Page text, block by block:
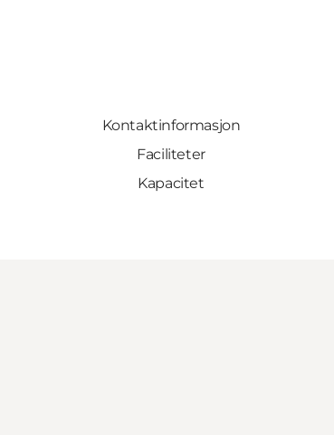
Kontaktinformasjon
Faciliteter
Kapacitet